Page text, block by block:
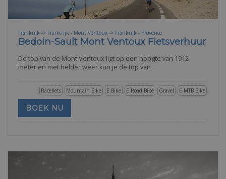
Frankrijk -> Frankrijk - Mont Ventoux -> Frankrijk - Provence
Bedoin-Sault Mont Ventoux Fietsverhuur
De top van de Mont Ventoux ligt op een hoogte van 1912
meter en met helder weer kun je de top van
E MTB Bike
Gravel
E Road Bike
E Bike
Mountain Bike
Racefiets
BOEK NU